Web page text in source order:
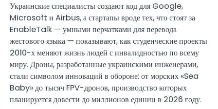
Украинские специалисты создают код для Google,
Microsoft и Airbus, а стартапы вроде тех, что стоят за
EnableTalk — умными перчатками для перевода
жестового языка — показывают, как студенческие проекты
2010-х меняют жизнь людей с инвалидностью по всему
миру. Дроны, разработанные украинскими инженерами,
стали символом инноваций в обороне: от морских «Sea
Baby» до тысяч FPV-дронов, производство которых
планируется довести до миллионов единиц в 2026 году.